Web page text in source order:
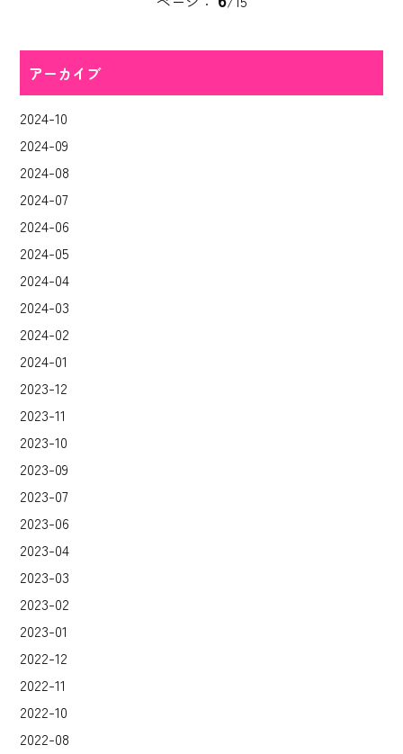
アーカイブ
2024-10
2024-09
2024-08
2024-07
2024-06
2024-05
2024-04
2024-03
2024-02
2024-01
2023-12
2023-11
2023-10
2023-09
2023-07
2023-06
2023-04
2023-03
2023-02
2023-01
2022-12
2022-11
2022-10
2022-08